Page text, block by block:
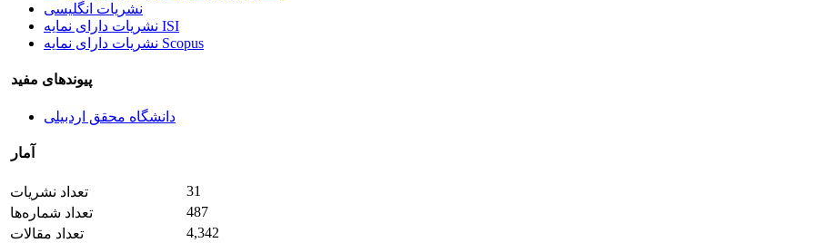
نشریات انگلیسی
نشریات دارای نمایه ISI
نشریات دارای نمایه Scopus
پیوندهای مفید
دانشگاه محقق اردبیلی
آمار
تعداد نشریات
31
تعداد شماره‌ها
487
تعداد مقالات
4,342